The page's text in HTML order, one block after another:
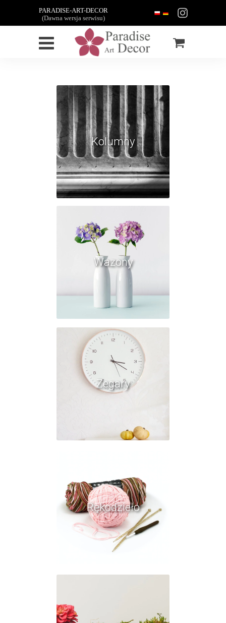
PARADISE-ART-DECOR
(Dawna wersja serwisu)
Kolumny
Rękodzieło
Wazony
Zegary